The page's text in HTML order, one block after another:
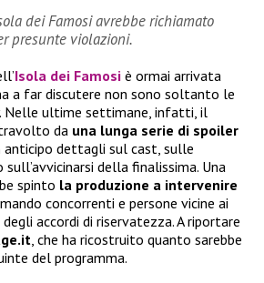
dei Famosi avrebbe richiamato
presunte violazioni.
Isola dei Famosi è ormai arrivata
a far discutere non sono soltanto le
Nelle ultime settimane, infatti, il
da una lunga serie di spoiler
anticipo dettagli sul cast, sulle
della finalissima. Una
spinto la produzione a intervenire
concorrenti e persone vicine ai
accordi di riservatezza. A riportare
, che ha ricostruito quanto sarebbe
del programma.